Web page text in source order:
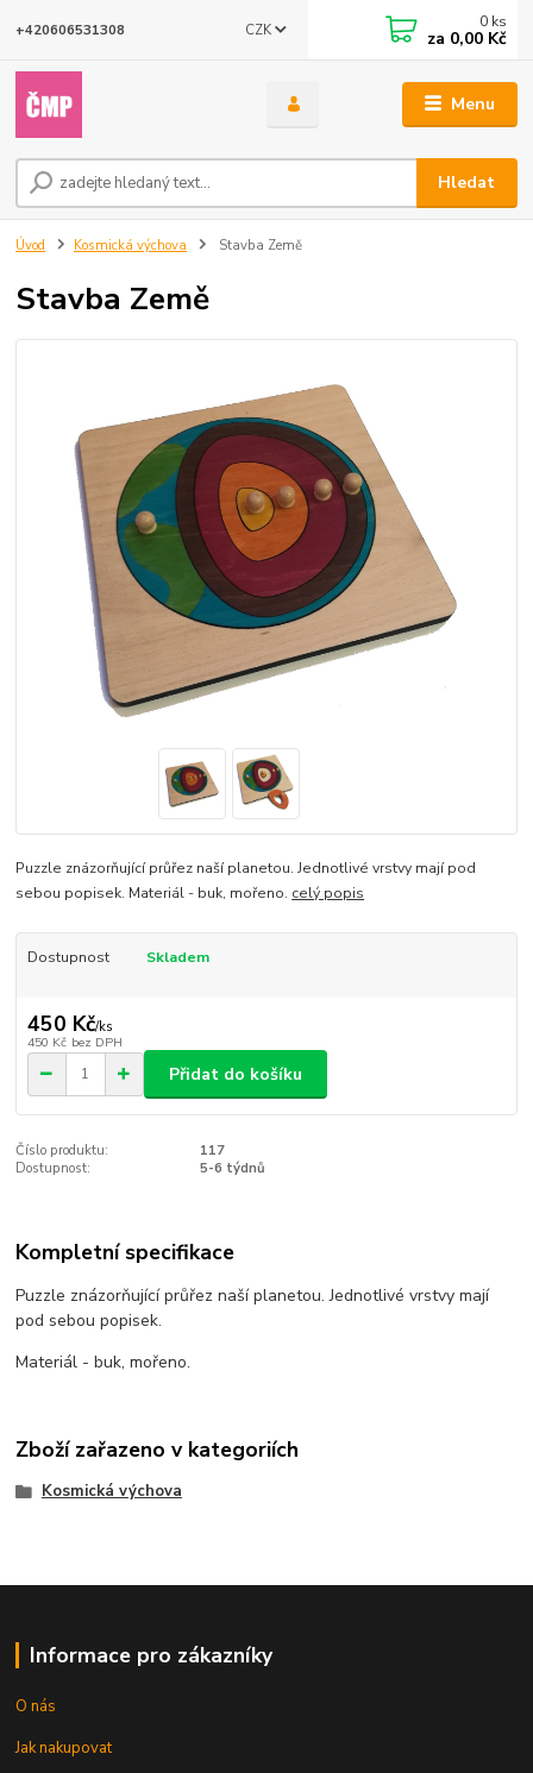
Menu
CZK
Hledat
+420606531308 0 ks
za 0,00 Kč
Úvod Kosmická výchova Stavba Země
Stavba Země
Puzzle znázorňující průřez naší planetou. Jednotlivé vrstvy mají pod
sebou popisek. Materiál - buk, mořeno. celý popis
Dostupnost Skladem
450 Kč/ks
450 Kč bez DPH
Přidat do košíku
Číslo produktu:
117
Dostupnost:
5-6 týdnů
Kompletní specifikace
Puzzle znázorňující průřez naší planetou. Jednotlivé vrstvy mají
pod sebou popisek.
Materiál - buk, mořeno.
Zboží zařazeno v kategoriích
Kosmická výchova
Informace pro zákazníky
O nás
Jak nakupovat